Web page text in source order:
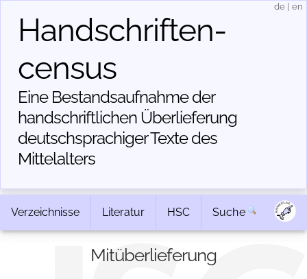
Handschriften­
census
Eine Bestandsaufnahme der
handschriftlichen Über­lieferung
deutschsprachiger Texte des
Mittelalters
de en
Verzeichnisse Literatur HSC Suche
Mitüberlieferung